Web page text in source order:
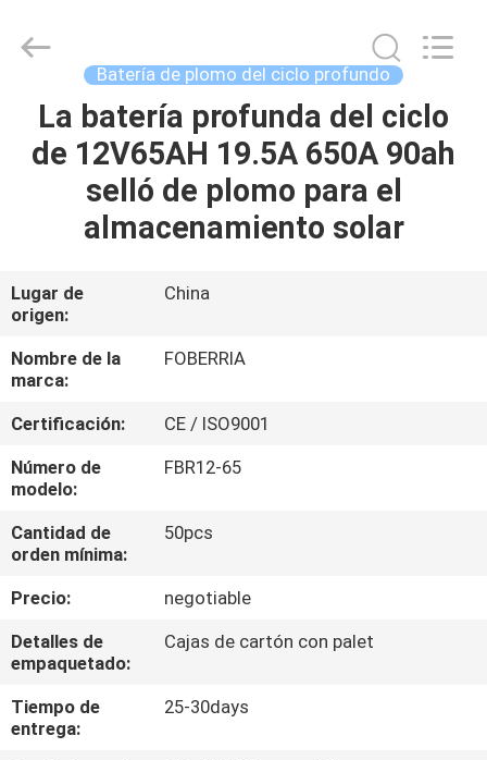
HOGAR
PRODUCTOS
SOBRE
NOSOTROS
VIAJE
DE
LA
FÁBRICA
CONTROL
DE
CALIDAD
Solar
Proveedor.
battery.com.
Batería de plomo del ciclo profundo
La batería profunda del ciclo
de 12V65AH 19.5A 650A 90ah
selló de plomo para el
almacenamiento solar
Lugar de
origen:
China
Nombre de la
marca:
FOBERRIA
Certificación:
CE / ISO9001
Número de
modelo:
FBR12-65
Cantidad de
orden mínima:
50pcs
Precio:
negotiable
Detalles de
empaquetado:
Cajas de cartón con palet
Tiempo de
entrega:
25-30days